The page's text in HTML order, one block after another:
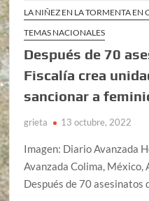
LA NIÑEZ EN LA TORMENTA EN
TEMAS NACIONALES
Después de 70
Fiscalía crea
sancionar a
grieta 13 octubre, 2022
Imagen: Diario Avanzada
Avanzada Colima,
Después de 70 asesinatos